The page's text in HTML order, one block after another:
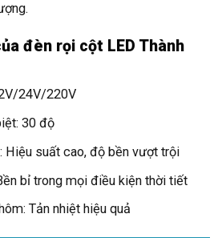
đèn rọi cột LED Thành
24V/220V
30 độ
Hiệu suất cao, độ bền vượt trội
bỉ trong mọi điều kiện thời tiết
Tản nhiệt hiệu quả